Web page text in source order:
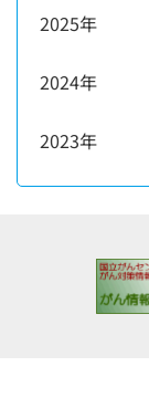
2025年
2024年
2023年